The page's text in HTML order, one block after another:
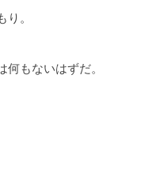
。
もないはずだ。